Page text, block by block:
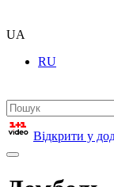
UA
RU
Відкрити у